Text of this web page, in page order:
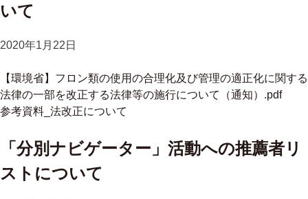
いて
2020年1月22日
【環境省】フロン類の使用の合理化及び管理の適正化に関する
法律の一部を改正する法律等の施行について（通知）.pdf
参考資料_法改正について
「分別ナビゲーター」活動への推薦者リ
ストについて